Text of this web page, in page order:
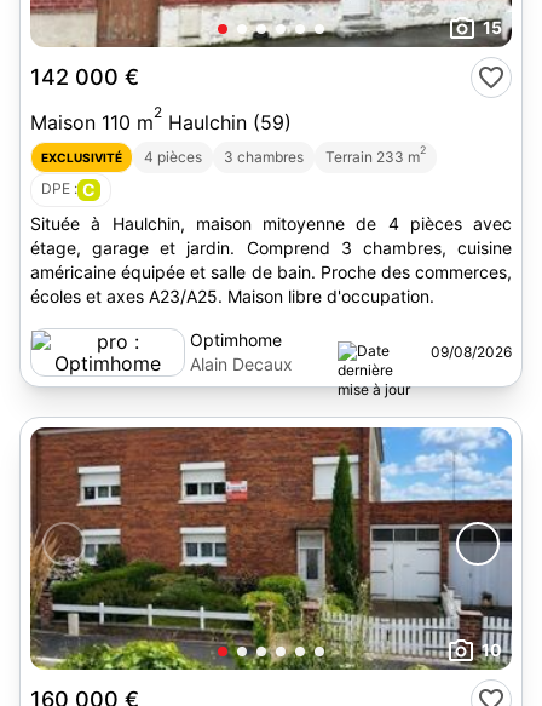
15
142 000 €
Maison 110 m2 Haulchin (59)
EXCLUSIVITÉ 4 pièces 3 chambres Terrain 233 m2
DPE : C
Située à Haulchin, maison mitoyenne de 4 pièces avec
étage, garage et jardin. Comprend 3 chambres, cuisine
américaine équipée et salle de bain. Proche des commerces,
écoles et axes A23/A25. Maison libre d'occupation.
Optimhome
Alain Decaux
09/08/2026
10
160 000 €